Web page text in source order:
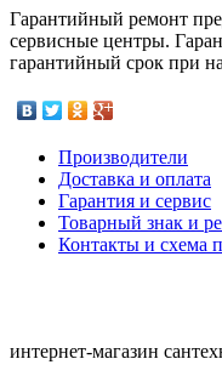
Гарантийный ремонт
сервисные центры.
гарантийный срок при
Производители
Доставка и оплата
Гарантия и сервис
Товарный знак и
Контакты и схема
интернет-магазин